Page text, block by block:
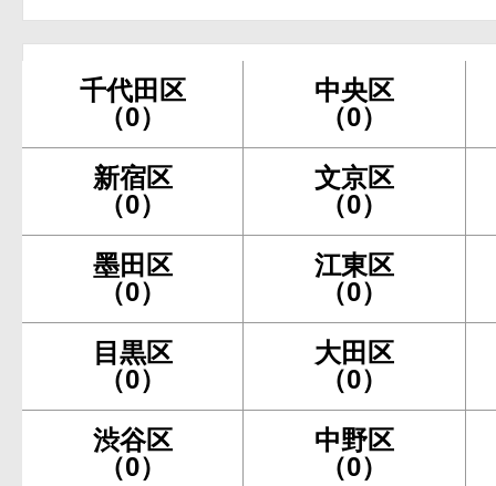
千代田区
（0）
中央区
（0）
新宿区
（0）
文京区
（0）
墨田区
（0）
江東区
（0）
目黒区
（0）
大田区
（0）
渋谷区
（0）
中野区
（0）